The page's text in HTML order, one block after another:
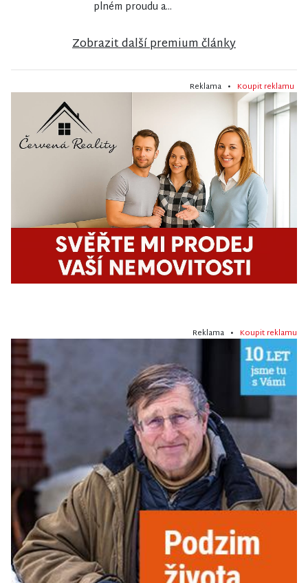
plném proudu a...
Zobrazit další premium články
Reklama • Koupit reklamu
Reklama • Koupit reklamu